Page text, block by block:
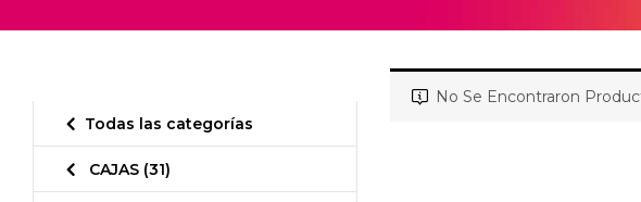
Todas las categorías
CAJAS (31)
No Se Encontraron